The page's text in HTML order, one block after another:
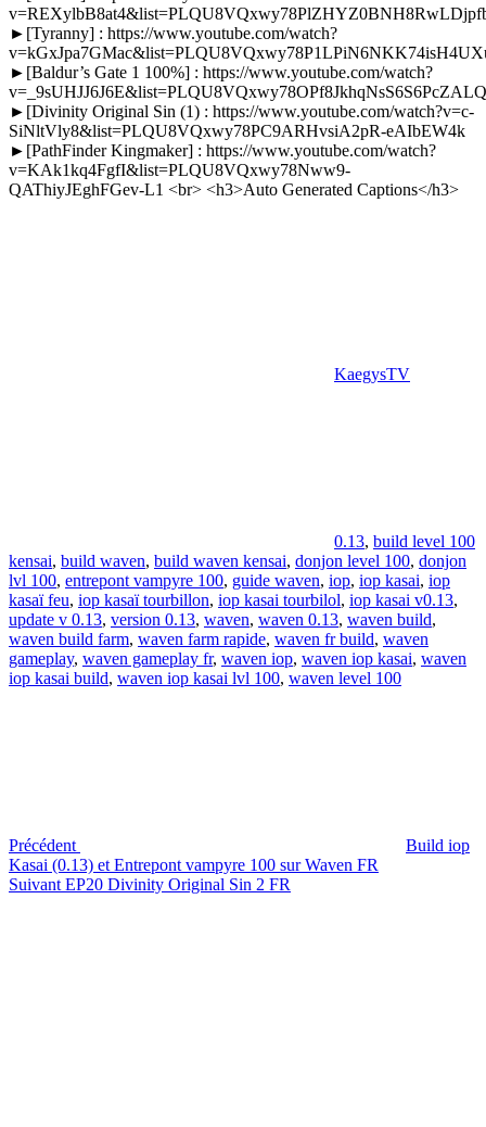
►[Tyranny] : https://www.youtube.com/watch?
►[Baldur’s Gate 1 100%] : https://www.youtube.com/watch?
►[Divinity Original Sin (1) : https://www.youtube.com/watch?v=c-
SiNltVly8&list=PLQU8VQxwy78PC9ARHvsiA2pR-eAIbEW4k
►[PathFinder Kingmaker] : https://www.youtube.com/watch?
v=KAk1kq4FgfI&list=PLQU8VQxwy78Nww9-
QAThiyJEghFGev-L1 <br> <h3>Auto Generated Captions</h3>
KaegysTV
0.13, build level 100
kensai, build waven, build waven kensai, donjon level 100, donjon
lvl 100, entrepont vampyre 100, guide waven, iop, iop kasai, iop
kasaï feu, iop kasaï tourbillon, iop kasai tourbilol, iop kasai v0.13,
update v 0.13, version 0.13, waven, waven 0.13, waven build,
waven build farm, waven farm rapide, waven fr build, waven
gameplay, waven gameplay fr, waven iop, waven iop kasai, waven
iop kasai build, waven iop kasai lvl 100, waven level 100
Précédent
Build iop
Kasai (0.13) et Entrepont vampyre 100 sur Waven FR
Article
Suivant EP20 Divinity Original Sin 2 FR